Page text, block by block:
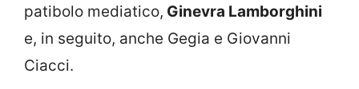
patibolo mediatico, Ginevra Lamborghini
e, in seguito, anche Gegia e Giovanni
Ciacci.